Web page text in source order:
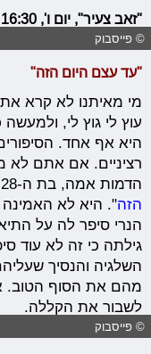
"זאב צעיר", יום ו', 16:30 ב-HOT 3.
© פייסבוק
"עד עצם היום הזה"
מי מאיתנו לא קרא
עוץ לי גוץ לי,
היא אף אחד.
רציניים. אם אתם לא
הדמות אמה, בת ה-28, מהסדרה המצליחה "
הזה". היא לא האמינה
הנרי סיפר לה על
גילתה כי זה לא עוד
השלגיה והנסיך
מהם את הסוף הטוב.
לשבור את הקללה.
© פייסבוק